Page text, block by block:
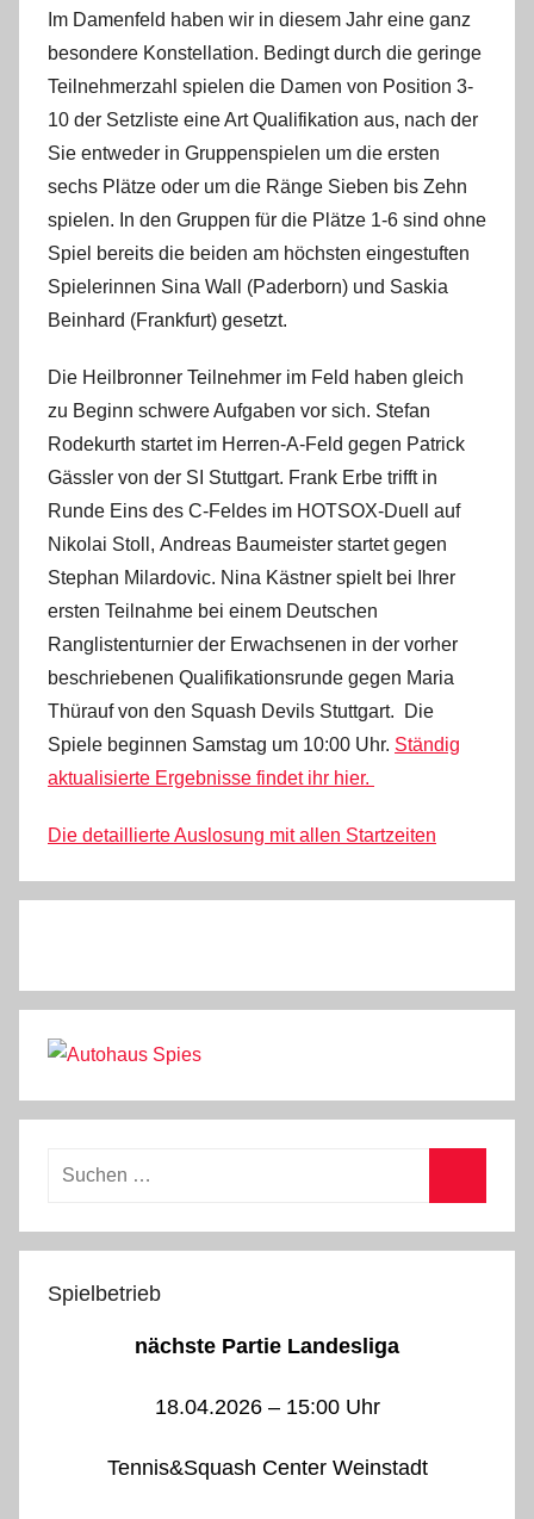
Im Damenfeld haben wir in diesem Jahr eine ganz
besondere Konstellation. Bedingt durch die geringe
Teilnehmerzahl spielen die Damen von Position 3-
10 der Setzliste eine Art Qualifikation aus, nach der
Sie entweder in Gruppenspielen um die ersten
sechs Plätze oder um die Ränge Sieben bis Zehn
spielen. In den Gruppen für die Plätze 1-6 sind ohne
Spiel bereits die beiden am höchsten eingestuften
Spielerinnen Sina Wall (Paderborn) und Saskia
Beinhard (Frankfurt) gesetzt.
Die Heilbronner Teilnehmer im Feld haben gleich
zu Beginn schwere Aufgaben vor sich. Stefan
Rodekurth startet im Herren-A-Feld gegen Patrick
Gässler von der SI Stuttgart. Frank Erbe trifft in
Runde Eins des C-Feldes im HOTSOX-Duell auf
Nikolai Stoll, Andreas Baumeister startet gegen
Stephan Milardovic. Nina Kästner spielt bei Ihrer
ersten Teilnahme bei einem Deutschen
Ranglistenturnier der Erwachsenen in der vorher
beschriebenen Qualifikationsrunde gegen Maria
Thürauf von den Squash Devils Stuttgart. Die
Spiele beginnen Samstag um 10:00 Uhr. Ständig
aktualisierte Ergebnisse findet ihr hier.
Die detaillierte Auslosung mit allen Startzeiten
Suchen
Spielbetrieb
nächste Partie Landesliga
18.04.2026 – 15:00 Uhr
Tennis&Squash Center Weinstadt